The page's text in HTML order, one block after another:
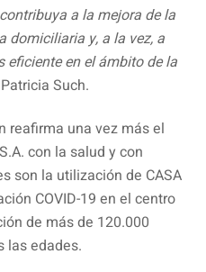
a la mejora de la
domiciliaria y, a la vez, a
en el ámbito de la
Such.
reafirma una vez más el
con la salud y con
son la utilización de CASA
COVID-19 en el centro
de más de 120.000
las edades.